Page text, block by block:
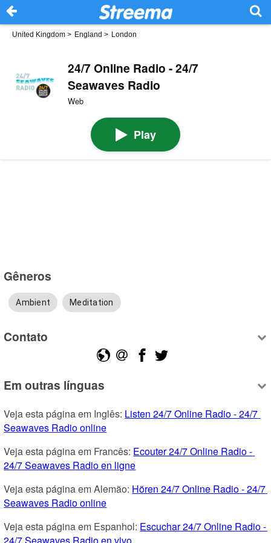
United Kingdom > England > London
24/7 Online Radio - 24/7
Seawaves Radio
Web
Play
Gêneros
Ambient Meditation
Contato
Em outras línguas
Veja esta página em Inglês: Listen 24/7 Online Radio - 24/7
Seawaves Radio online
Veja esta página em Francês: Ecouter 24/7 Online Radio -
24/7 Seawaves Radio en ligne
Veja esta página em Alemão: Hören 24/7 Online Radio - 24/7
Seawaves Radio online
Veja esta página em Espanhol: Escuchar 24/7 Online Radio -
24/7 Seawaves Radio en vivo